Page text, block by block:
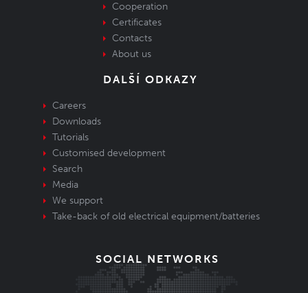
Cooperation
Certificates
Contacts
About us
DALŠÍ ODKAZY
Careers
Downloads
Tutorials
Customised development
Search
Media
We support
Take-back of old electrical equipment/batteries
SOCIAL NETWORKS